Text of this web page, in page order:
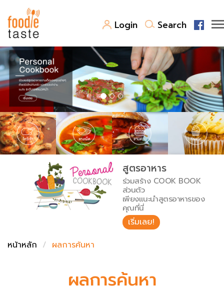
Login Search
สูตรอาหาร
สูตรอาหารล่าสุด
Top Foodie
พาไปชิม
สารพันก้นครัว
เคล็ดลับน่ารู้
เปรียบเทียบหน่วยการตวง
เปรียบเทียบอุณหภูมิ
เปรียบเทียบน้ำหนักวัตถุดิบ
FoodPedia
สร้าง Cookbook
สูตรอาหาร
ร่วมสร้าง COOK BOOK
ส่วนตัว
เพียงแนะนำสูตรอาหารของ
คุณที่นี่
เริ่มเลย!
หน้าหลัก
ผลการค้นหา
ผลการค้นหา